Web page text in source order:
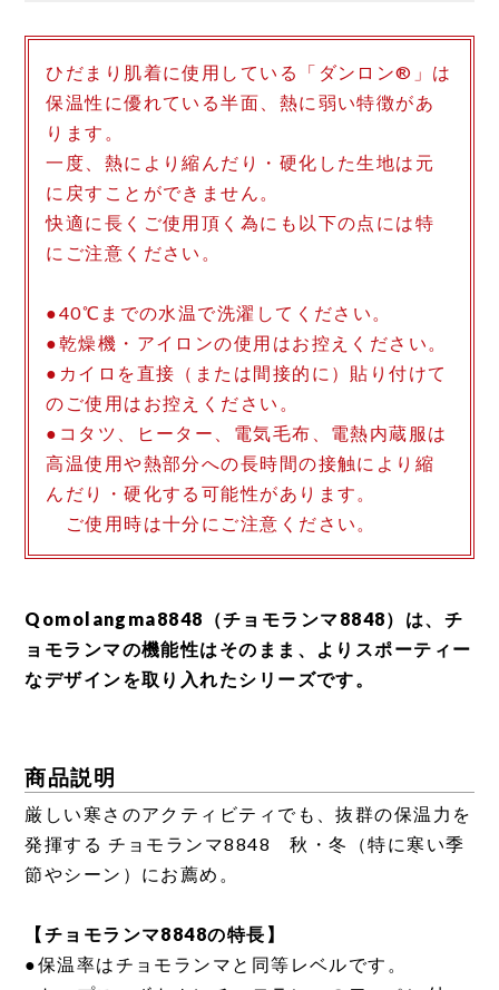
ひだまり肌着に使用している「ダンロン®」は
保温性に優れている半面、熱に弱い特徴があ
ります。
一度、熱により縮んだり・硬化した生地は元
に戻すことができません。
快適に長くご使用頂く為にも以下の点には特
にご注意ください。
●40℃までの水温で洗濯してください。
●乾燥機・アイロンの使用はお控えください。
●カイロを直接（または間接的に）貼り付けて
のご使用はお控えください。
●コタツ、ヒーター、電気毛布、電熱内蔵服は
高温使用や熱部分への長時間の接触により縮
んだり・硬化する可能性があります。
ご使用時は十分にご注意ください。
Qomolangma8848（チョモランマ8848）は、チ
ョモランマの機能性はそのまま、よりスポーティー
なデザインを取り入れたシリーズです。
商品説明
厳しい寒さのアクティビティでも、抜群の保温力を
発揮する チョモランマ8848 秋・冬（特に寒い季
節やシーン）にお薦め。
【チョモランマ8848の特長】
●保温率はチョモランマと同等レベルです。